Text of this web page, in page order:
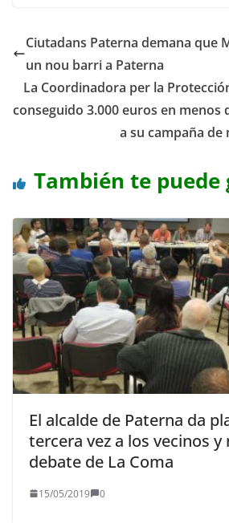
Ciutadans Paterna demana que
un nou barri a Paterna
La Coordinadora per la
conseguido 3.000 euros en menos
a su campaña de
También te puede
El alcalde de Paterna da
tercera vez a los vecinos y
debate de La Coma
15/05/2019 0